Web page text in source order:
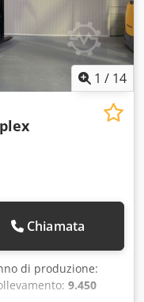
1 / 14
Chiamata
di produzione:
9.450